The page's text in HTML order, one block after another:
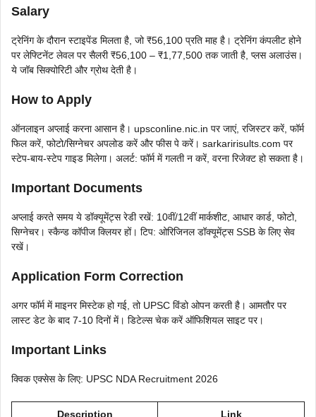
Salary
ट्रेनिंग के दौरान स्टाइपेंड मिलता है, जो ₹56,100 प्रति माह है। ट्रेनिंग कंपलीट होने
पर लेफ्टिनेंट लेवल पर सैलरी ₹56,100 – ₹1,77,500 तक जाती है, प्लस अलाउंस।
ये जॉब सिक्योरिटी और ग्रोथ देती है।
How to Apply
ऑनलाइन अप्लाई करना आसान है। upsconline.nic.in पर जाएं, रजिस्टर करें, फॉर्म
फिल करें, फोटो/सिग्नेचर अपलोड करें और फीस पे करें। sarkaririsults.com पर
स्टेप-बाय-स्टेप गाइड मिलेगा। अलर्ट: फॉर्म में गलती न करें, वरना रिजेक्ट हो सकता है।
Important Documents
अप्लाई करते समय ये डॉक्यूमेंट्स रेडी रखें: 10वीं/12वीं मार्कशीट, आधार कार्ड, फोटो,
सिग्नेचर। स्कैन्ड कॉपीज क्लियर हों। टिप: ओरिजिनल डॉक्यूमेंट्स SSB के लिए सेव
रखें।
Application Form Correction
अगर फॉर्म में माइनर मिस्टेक हो गई, तो UPSC विंडो ओपन करती है। आमतौर पर
लास्ट डेट के बाद 7-10 दिनों में। डिटेल्स चेक करें ऑफिशियल साइट पर।
Important Links
क्विक एक्सेस के लिए: UPSC NDA Recruitment 2026
Description Link